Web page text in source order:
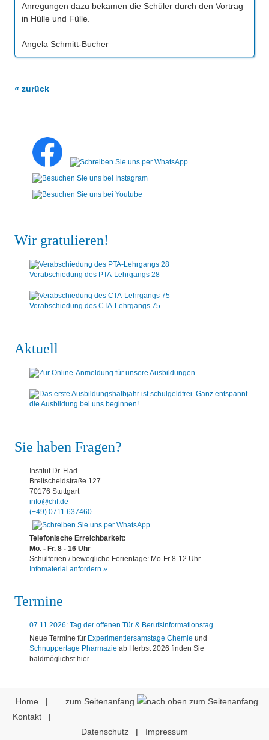
Anregungen dazu bekamen die Schüler durch den Vortrag
in Hülle und Fülle.
Angela Schmitt-Bucher
« zurück
Wir gratulieren!
Verabschiedung des PTA-Lehrgangs 28
Verabschiedung des CTA-Lehrgangs 75
Aktuell
Sie haben Fragen?
Institut Dr. Flad
Breitscheidstraße 127
70176 Stuttgart
info@chf.de
(+49) 0711 637460
Telefonische Erreichbarkeit:
Mo. - Fr. 8 - 16 Uhr
Schulferien / bewegliche Ferientage: Mo-Fr 8-12 Uhr
Infomaterial anfordern »
Termine
07.11.2026: Tag der offenen Tür & Berufsinformationstag
Neue Termine für Experimentiersamstage Chemie und
Schnuppertage Pharmazie ab Herbst 2026 finden Sie
baldmöglichst hier.
zum Seitenanfang
Home
|
Kontakt
|
Datenschutz
| Impressum